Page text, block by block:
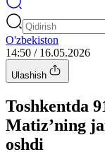
O'zbekiston
14:50 / 16.05.2026
Ulashish
Toshkentda
Matiz’ning
oshdi